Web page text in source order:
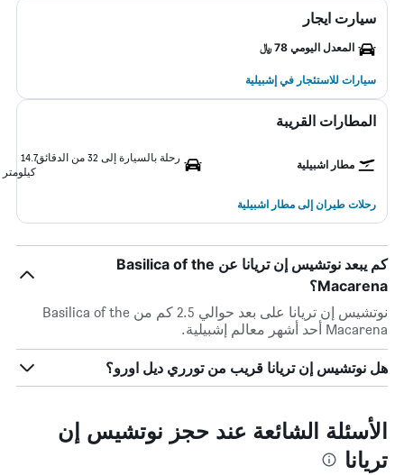
سيارت ايجار
المعدل اليومي 78 ﷼
سيارات للاستئجار في إشبيلية
المطارات القريبة
مطار اشبيلية
رحلة بالسيارة إلى 32 من الدقائق
14.7
كيلومتر
رحلات طيران إلى مطار اشبيلية
كم يبعد نوتشيس إن تريانا عن Basilica of the
Macarena؟
نوتشيس إن تريانا على بعد حوالي 2.5 كم من Basilica of the
Macarena أحد أشهر معالم إشبيلية.
هل نوتشيس إن تريانا قريب من تورري ديل اورو؟
الأسئلة الشائعة عند حجز نوتشيس إن
تريانا